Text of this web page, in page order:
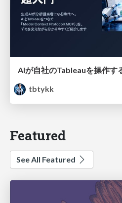
tbtykk
Featured
See All Featured